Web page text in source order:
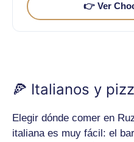
👉 Ver
🍕 Italianos y
Elegir dónde comer en
italiana es muy fácil: el